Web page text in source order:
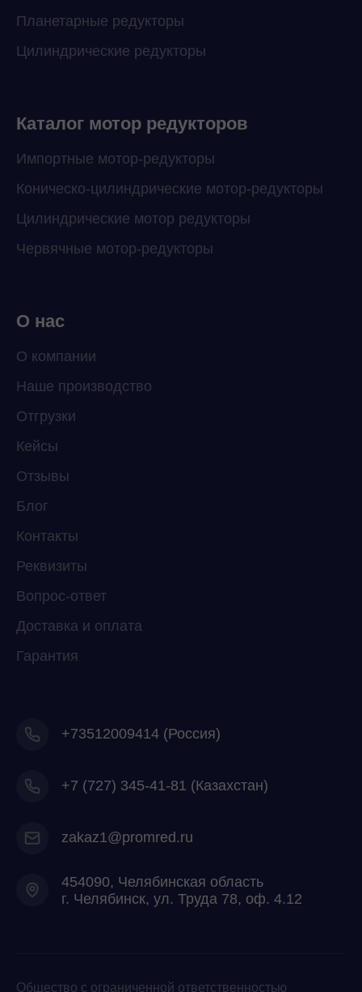
Планетарные редукторы
Цилиндрические редукторы
Каталог мотор редукторов
Импортные мотор-редукторы
Коническо-цилиндрические мотор-редукторы
Цилиндрические мотор редукторы
Червячные мотор-редукторы
О нас
О компании
Наше производство
Отгрузки
Кейсы
Отзывы
Блог
Контакты
Реквизиты
Вопрос-ответ
Доставка и оплата
Гарантия
+73512009414 (Россия)
+7 (727) 345-41-81 (Казахстан)
zakaz1@promred.ru
454090, Челябинская область
г. Челябинск, ул. Труда 78, оф. 4.12
Общество с ограниченной ответственностью